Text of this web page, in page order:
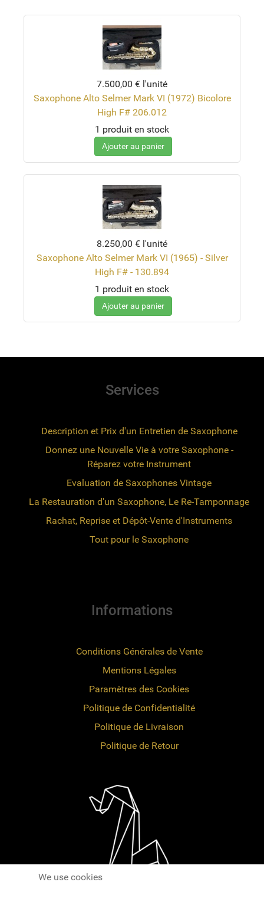
7.500,00 € l'unité
Saxophone Alto Selmer Mark VI (1972) Bicolore
High F# 206.012
1 produit en stock
Ajouter au panier
8.250,00 € l'unité
Saxophone Alto Selmer Mark VI (1965) - Silver
High F# - 130.894
1 produit en stock
Ajouter au panier
Services
Description et Prix d'un Entretien de Saxophone
Donnez une Nouvelle Vie à votre Saxophone -
Réparez votre Instrument
Evaluation de Saxophones Vintage
La Restauration d'un Saxophone, Le Re-Tamponnage
Rachat, Reprise et Dépôt-Vente d'Instruments
Tout pour le Saxophone
Informations
Conditions Générales de Vente
Mentions Légales
Paramètres des Cookies
Politique de Confidentialité
Politique de Livraison
Politique de Retour
We use cookies